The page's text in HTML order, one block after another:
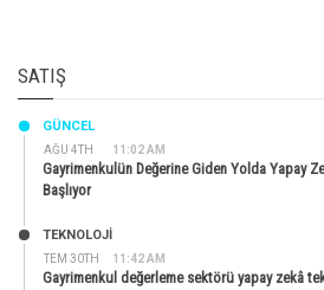
SATIŞ
AĞU 4TH 11:02 AM
GÜNCEL
Gayrimenkulün Değerine Giden Yolda Yapay
Başlıyor
TEM 30TH 11:42 AM
TEKNOLOJİ
Gayrimenkul değerleme sektörü yapay zekâ